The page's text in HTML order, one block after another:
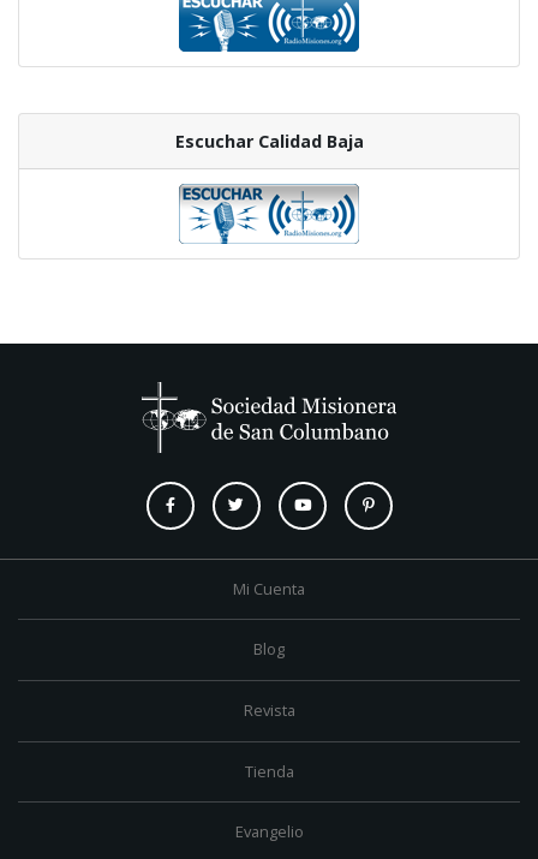
Escuchar Calidad Baja
Mi Cuenta
Blog
Revista
Tienda
Evangelio